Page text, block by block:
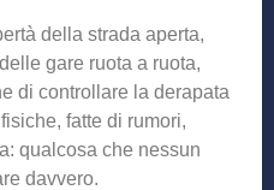
della strada aperta,
gare ruota a ruota,
di controllare la derapata
fatte di rumori,
qualcosa che nessun
davvero.